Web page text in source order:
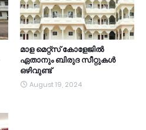
മാള മെറ്റ്സ് കോളേജിൽ
ഏതാനും ബിരുദ സീറ്റുകൾ
ഒഴിവുണ്ട്
August 19, 2024